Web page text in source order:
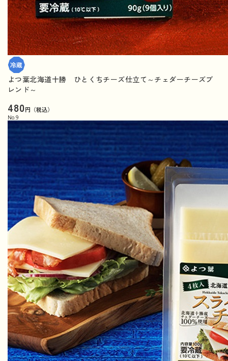
よつ葉北海道十勝 ひとくちチーズ仕立て～チェダーチーズブ
レンド～
480円（税込）
No. 9